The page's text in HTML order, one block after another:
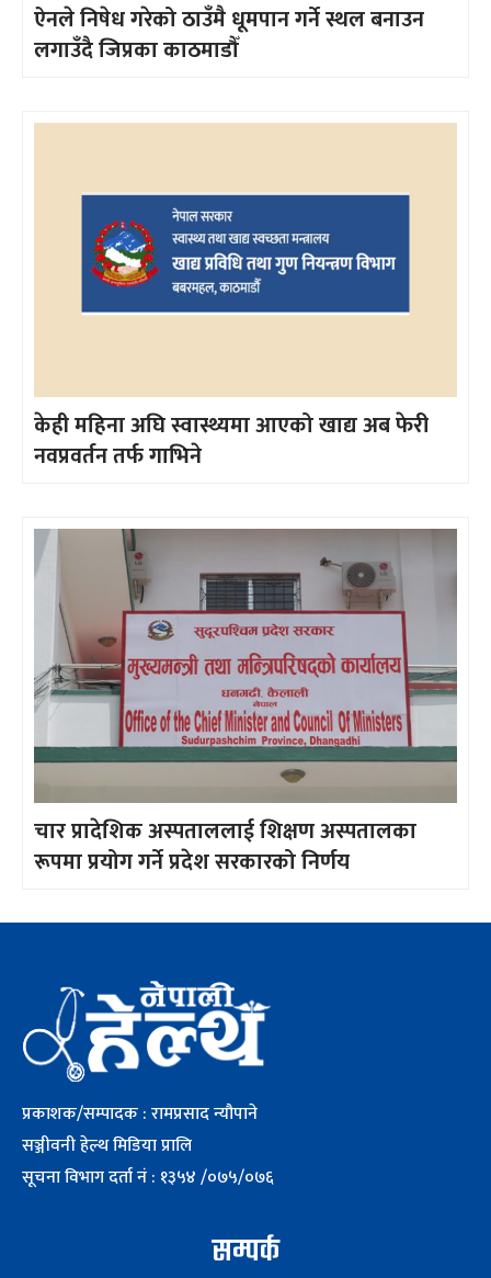
ऐनले निषेध गरेको ठाउँमै धूमपान गर्ने स्थल बनाउन
लगाउँदै जिप्रका काठमाडौँ
केही महिना अघि स्वास्थ्यमा आएको खाद्य अब फेरी
नवप्रवर्तन तर्फ गाभिने
चार प्रादेशिक अस्पताललाई शिक्षण अस्पतालका
रूपमा प्रयोग गर्ने प्रदेश सरकारको निर्णय
प्रकाशक/सम्पादक : रामप्रसाद न्यौपाने
सञ्जीवनी हेल्थ मिडिया प्रालि
सूचना विभाग दर्ता नं : १३५४ /०७५/०७६
सम्पर्क